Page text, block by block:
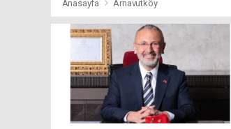
Anasayfa Arnavutköy